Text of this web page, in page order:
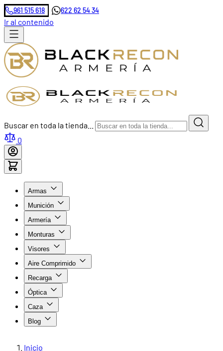
961 515 618 622 62 54 34
Ir al contenido
Buscar en toda la tienda...
0
Armas
Munición
Armería
Monturas
Visores
Aire Comprimido
Recarga
Óptica
Caza
Blog
Inicio